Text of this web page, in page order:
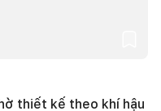
thiết kế theo khí hậu